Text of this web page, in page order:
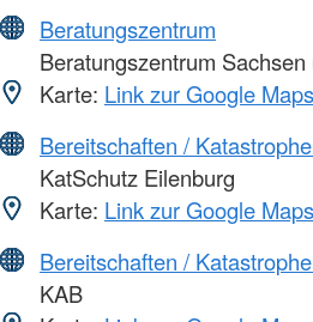
Beratungszentrum
Beratungszentrum
Karte: Link zur Google
Bereitschaften /
KatSchutz Eilenburg
Karte: Link zur Google
Bereitschaften /
KAB